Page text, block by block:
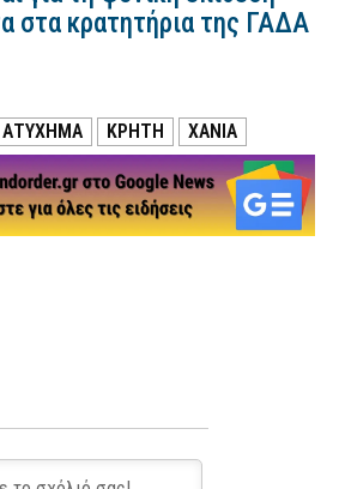
στα κρατητήρια της ΓΑΔΑ
ΑΤΥΧΗΜΑ ΚΡΗΤΗ ΧΑΝΙΑ